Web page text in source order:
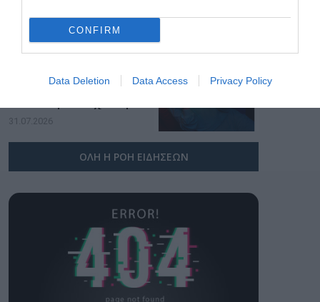
CONFIRM
Data Deletion Data Access Privacy Policy
των ελληνικών
επιχειρήσεων στον
χώρο της άμυνας
31.07.2026
Η πιο ταξιδιάρικη
βαλίτσα του φετινού
υπογραφή της Xiaomi
31.07.2026
ΟΛΗ Η ΡΟΗ ΕΙΔΗΣΕΩΝ